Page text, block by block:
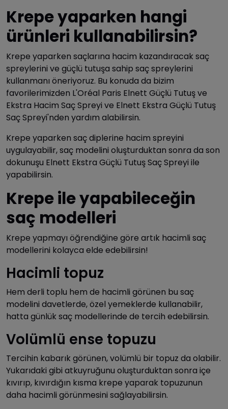
Krepe yaparken hangi
ürünleri kullanabilirsin?
Krepe yaparken saçlarına hacim kazandıracak saç
spreylerini ve güçlü tutuşa sahip saç spreylerini
kullanmanı öneriyoruz. Bu konuda da bizim
favorilerimizden L'Oréal Paris Elnett Güçlü Tutuş ve
Ekstra Hacim Saç Spreyi ve Elnett Ekstra Güçlü Tutuş
Saç Spreyi'nden yardım alabilirsin.
Krepe yaparken saç diplerine hacim spreyini
uygulayabilir, saç modelini oluşturduktan sonra da son
dokunuşu Elnett Ekstra Güçlü Tutuş Saç Spreyi ile
yapabilirsin.
Krepe ile yapabileceğin
saç modelleri
Krepe yapmayı öğrendiğine göre artık hacimli saç
modellerini kolayca elde edebilirsin!
Hacimli topuz
Hem derli toplu hem de hacimli görünen bu saç
modelini davetlerde, özel yemeklerde kullanabilir,
hatta günlük saç modellerinde de tercih edebilirsin.
Volümlü ense topuzu
Tercihin kabarık görünen, volümlü bir topuz da olabilir.
Yukarıdaki gibi atkuyruğunu oluşturduktan sonra içe
kıvırıp, kıvırdığın kısma krepe yaparak topuzunun
daha hacimli görünmesini sağlayabilirsin.